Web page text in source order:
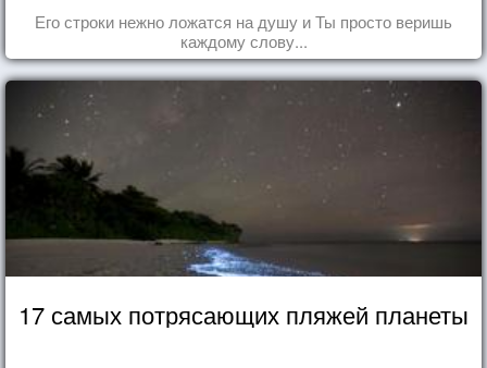
Его строки нежно ложатся на душу и Ты просто веришь
каждому слову...
17 самых потрясающих пляжей планеты